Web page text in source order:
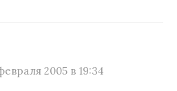
2005 в 19:34